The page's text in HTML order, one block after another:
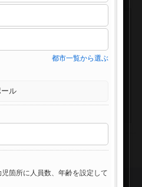
都市一覧から選ぶ
ル
箇所に人員数、年齢を設定して